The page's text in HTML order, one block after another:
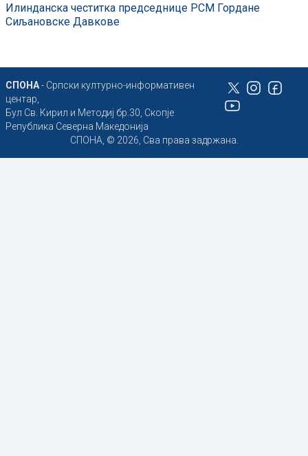
Илинданска честитка председнице РСМ Гордане
Сиљановске Давкове
СПОНА- Српски културно-информативен
центар,
Бул Св. Кирил и Методиј бр.30, Скопје
Република Северна Македонија
СПОНА, © 2026, Сва права задржана.